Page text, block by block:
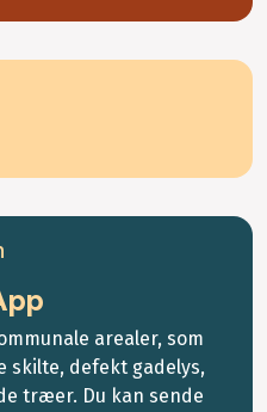
arealer, som
skilte, defekt gadelys,
træer. Du kan sende